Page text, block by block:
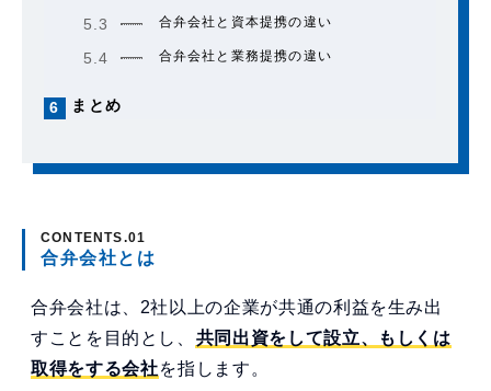
5.3 合弁会社と資本提携の違い
5.4 合弁会社と業務提携の違い
6 まとめ
合弁会社とは
合弁会社は、2社以上の企業が共通の利益を生み出
すことを目的とし、 共同出資をして設立、もしくは
取得をする会社を指します。